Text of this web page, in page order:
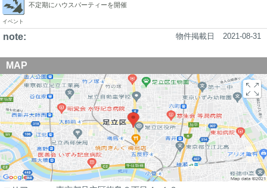
イベント
不定期にハウスパーティーを開催
note: 物件掲載日 2021-08-31
MAP